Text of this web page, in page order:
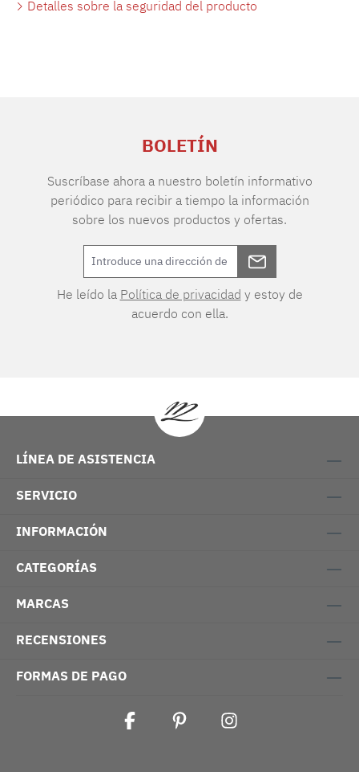
Detalles sobre la seguridad del producto
BOLETÍN
Suscríbase ahora a nuestro boletín informativo
periódico para recibir a tiempo la información
sobre los nuevos productos y ofertas.
He leído la Política de privacidad y estoy de
acuerdo con ella.
LÍNEA DE ASISTENCIA
SERVICIO
INFORMACIÓN
CATEGORÍAS
MARCAS
RECENSIONES
FORMAS DE PAGO